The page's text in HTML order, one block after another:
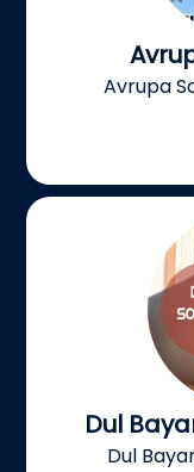
Avrupa
Dul
Dul